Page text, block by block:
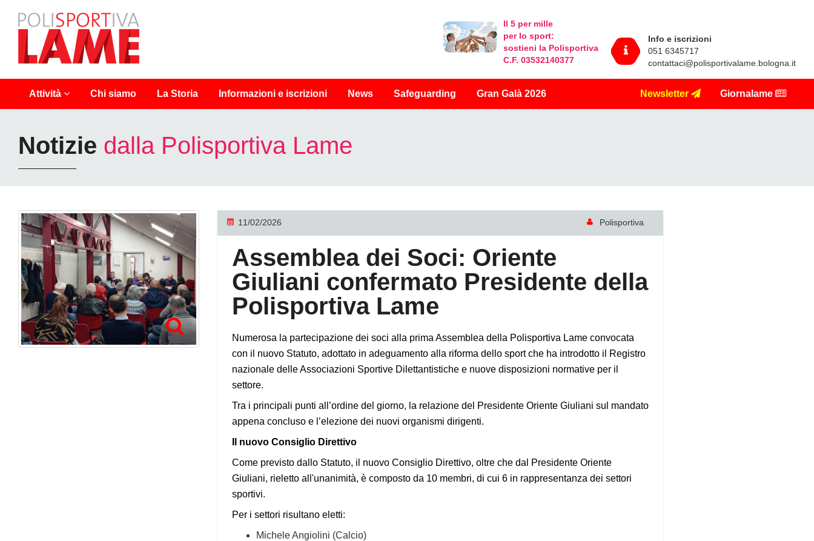
Il 5 per mille
per lo sport:
sostieni la Polisportiva
C.F. 03532140377
Info e iscrizioni
051 6345717
contattaci@polisportivalame.bologna.it
Attività Chi siamo La Storia Informazioni e iscrizioni News Safeguarding Gran Galà 2026 Giornalame
Newsletter
Notizie dalla Polisportiva Lame
11/02/2026 Polisportiva
Assemblea dei Soci: Oriente
Giuliani confermato Presidente della
Polisportiva Lame
Numerosa la partecipazione dei soci alla prima Assemblea della Polisportiva Lame convocata
con il nuovo Statuto, adottato in adeguamento alla riforma dello sport che ha introdotto il Registro
nazionale delle Associazioni Sportive Dilettantistiche e nuove disposizioni normative per il
settore.
Tra i principali punti all’ordine del giorno, la relazione del Presidente Oriente Giuliani sul mandato
appena concluso e l’elezione dei nuovi organismi dirigenti.
Il nuovo Consiglio Direttivo
Come previsto dallo Statuto, il nuovo Consiglio Direttivo, oltre che dal Presidente Oriente
Giuliani, rieletto all'unanimità, è composto da 10 membri, di cui 6 in rappresentanza dei settori
sportivi.
Per i settori risultano eletti:
Michele Angiolini (Calcio)